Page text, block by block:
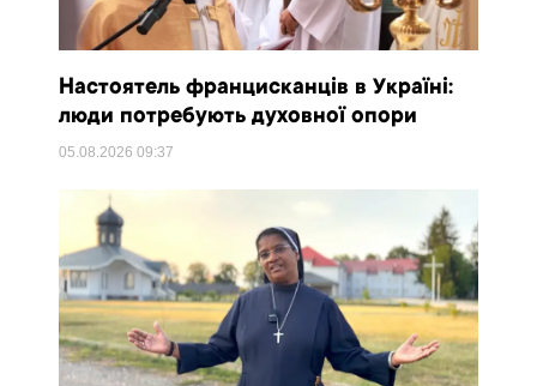
Настоятель францисканців в Україні:
люди потребують духовної опори
05.08.202609:37